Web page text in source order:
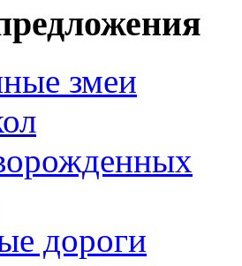
змеи
дороги